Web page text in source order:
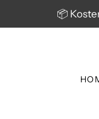
📦